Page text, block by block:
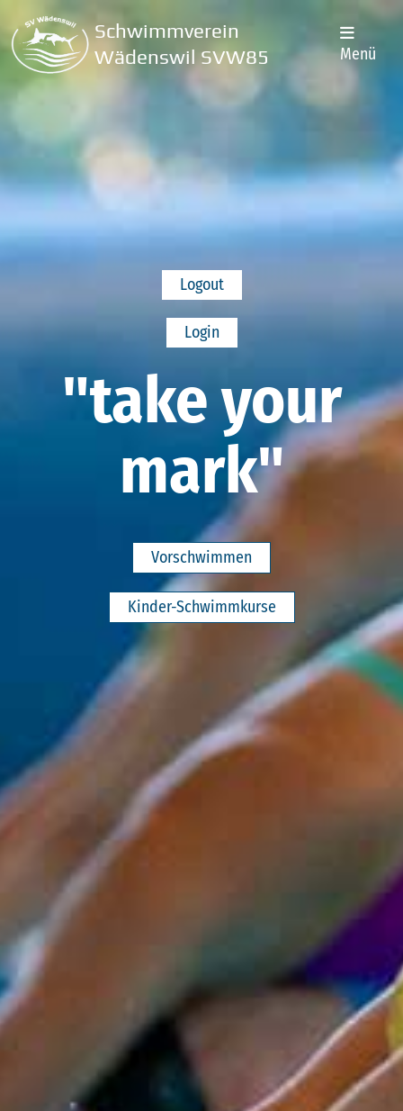
Schwimmverein
Wädenswil SVW85
Menü
Logout
Login
"take your
mark"
Vorschwimmen
Kinder-Schwimmkurse